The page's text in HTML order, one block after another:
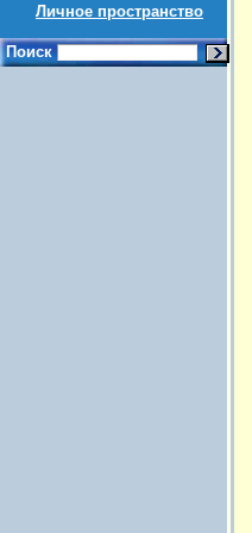
Личное пространство
Поиск